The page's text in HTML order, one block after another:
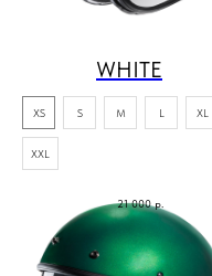
WHITE
21 000 р.
XS S M L XL
XXL